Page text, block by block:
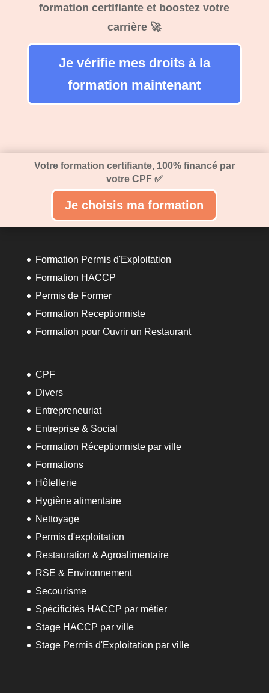
formation certifiante et boostez votre
carrière 🚀
Je vérifie mes droits à la
formation maintenant
Votre formation certifiante, 100% financé par
votre CPF ✅
Je choisis ma formation
Formation Permis d'Exploitation
Formation HACCP
Permis de Former
Formation Receptionniste
Formation pour Ouvrir un Restaurant
CPF
Divers
Entrepreneuriat
Entreprise & Social
Formation Réceptionniste par ville
Formations
Hôtellerie
Hygiène alimentaire
Nettoyage
Permis d'exploitation
Restauration & Agroalimentaire
RSE & Environnement
Secourisme
Spécificités HACCP par métier
Stage HACCP par ville
Stage Permis d'Exploitation par ville